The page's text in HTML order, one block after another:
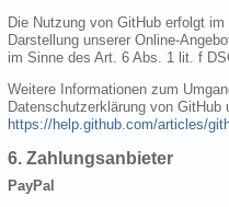
Die Nutzung von GitHub erfolgt
Darstellung unserer Online-
im Sinne des Art. 6 Abs. 1 lit. f
Weitere Informationen zum
Datenschutzerklärung von GitHub
https://help.github.com/articles/
6. Zahlungsanbieter
PayPal